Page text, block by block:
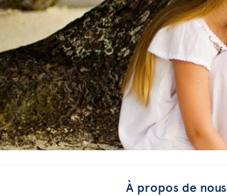
À propos de nous